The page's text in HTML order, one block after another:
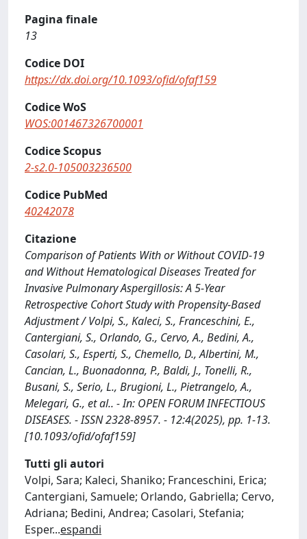
Pagina finale
13
Codice DOI
https://dx.doi.org/10.1093/ofid/ofaf159
Codice WoS
WOS:001467326700001
Codice Scopus
2-s2.0-105003236500
Codice PubMed
40242078
Citazione
Comparison of Patients With or Without COVID-19
and Without Hematological Diseases Treated for
Invasive Pulmonary Aspergillosis: A 5-Year
Retrospective Cohort Study with Propensity-Based
Adjustment / Volpi, S., Kaleci, S., Franceschini, E.,
Cantergiani, S., Orlando, G., Cervo, A., Bedini, A.,
Casolari, S., Esperti, S., Chemello, D., Albertini, M.,
Cancian, L., Buonadonna, P., Baldi, J., Tonelli, R.,
Busani, S., Serio, L., Brugioni, L., Pietrangelo, A.,
Melegari, G., et al.. - In: OPEN FORUM INFECTIOUS
DISEASES. - ISSN 2328-8957. - 12:4(2025), pp. 1-13.
[10.1093/ofid/ofaf159]
Tutti gli autori
Volpi, Sara; Kaleci, Shaniko; Franceschini, Erica;
Cantergiani, Samuele; Orlando, Gabriella; Cervo,
Adriana; Bedini, Andrea; Casolari, Stefania;
Esper...espandi